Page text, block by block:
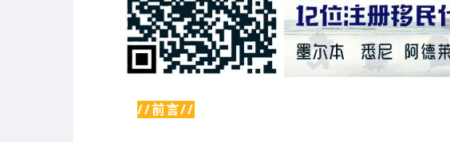
//前言//